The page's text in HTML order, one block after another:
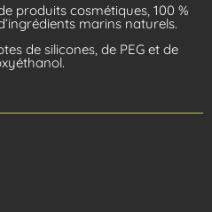
produits cosmétiques, 100 %
marins naturels.
de silicones, de PEG et de